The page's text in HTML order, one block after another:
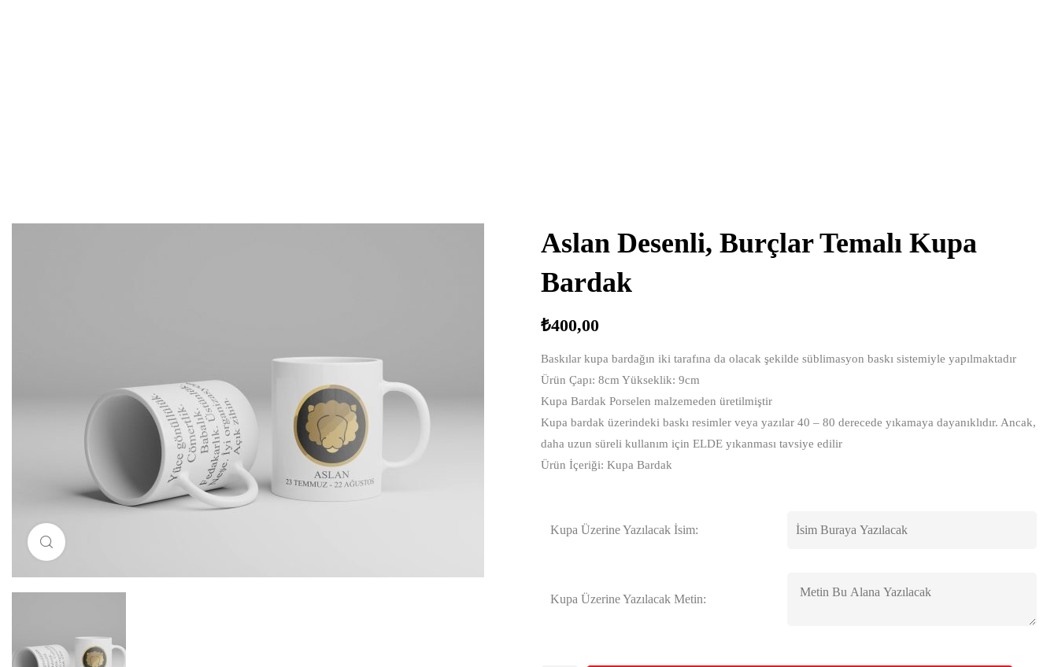
Aslan Desenli, Burçlar Temalı Kupa
Bardak
₺400,00
Baskılar kupa bardağın iki tarafına da olacak şekilde süblimasyon baskı sistemiyle yapılmaktadır
Ürün Çapı: 8cm Yükseklik: 9cm
Kupa Bardak Porselen malzemeden üretilmiştir
Kupa bardak üzerindeki baskı resimler veya yazılar 40 – 80 derecede yıkamaya dayanıklıdır. Ancak,
daha uzun süreli kullanım için ELDE yıkanması tavsiye edilir
Ürün İçeriği: Kupa Bardak
Kupa Üzerine Yazılacak İsim:
Kupa Üzerine Yazılacak Metin: